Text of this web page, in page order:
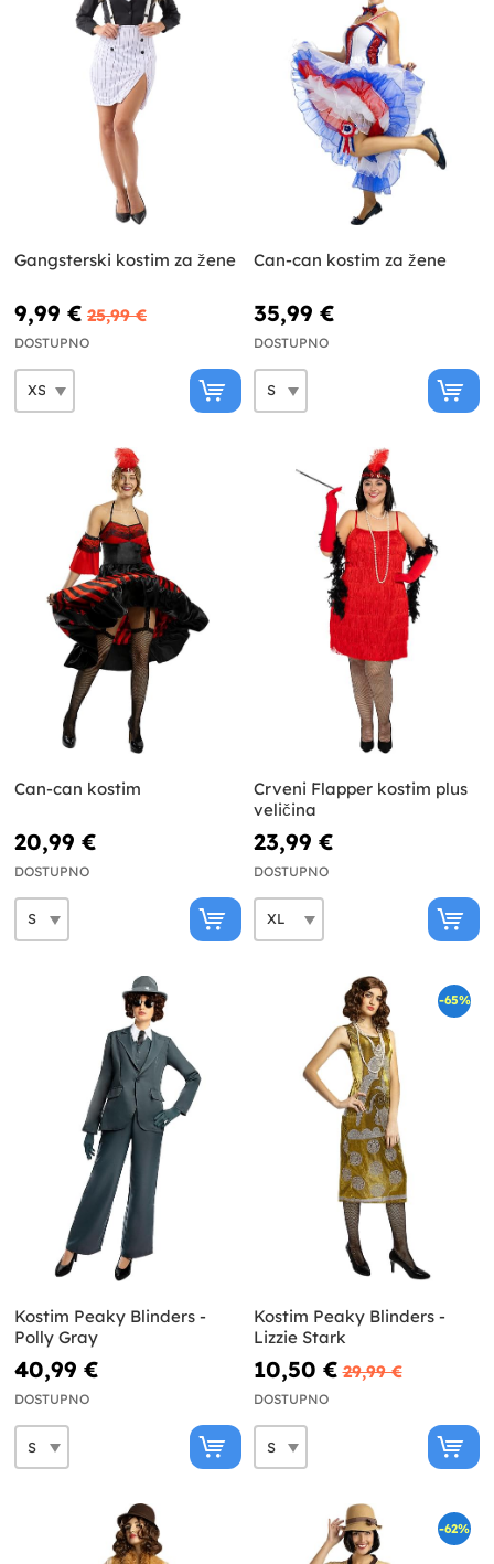
Gangsterski kostim za žene
9,99 € 25,99 €
DOSTUPNO
Can-can kostim za žene
35,99 €
DOSTUPNO
Can-can kostim
20,99 €
DOSTUPNO
Crveni Flapper kostim plus
veličina
23,99 €
DOSTUPNO
Kostim Peaky Blinders -
Polly Gray
40,99 €
DOSTUPNO
-65%
Kostim Peaky Blinders -
Lizzie Stark
10,50 € 29,99 €
DOSTUPNO
-62%